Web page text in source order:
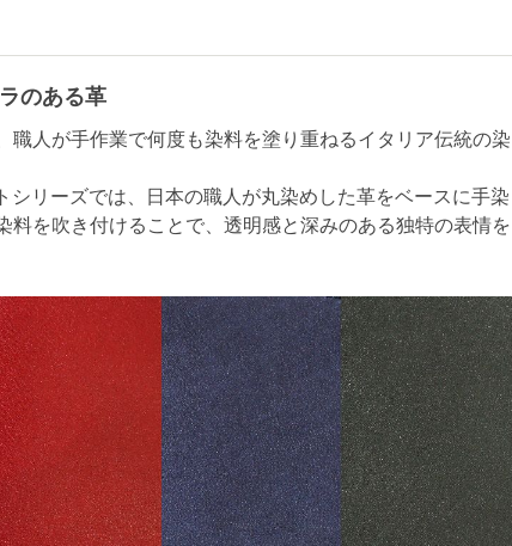
のある革
職人が手作業で何度も染料を塗り重ねるイタリア伝統の染
シリーズでは、日本の職人が丸染めした革をベースに手染
料を吹き付けることで、透明感と深みのある独特の表情を